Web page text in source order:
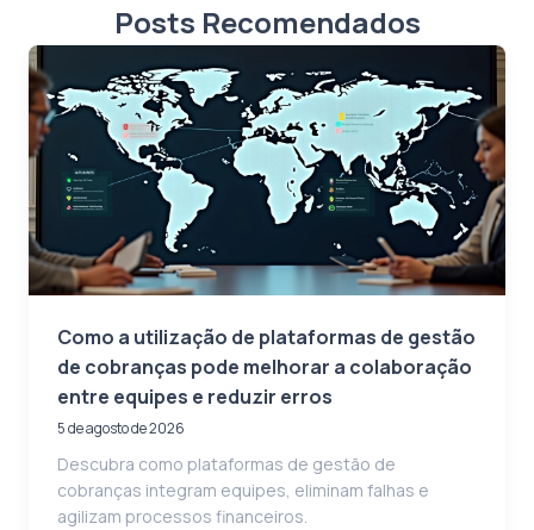
Posts Recomendados
Como a utilização de plataformas de gestão
de cobranças pode melhorar a colaboração
entre equipes e reduzir erros
5 de agosto de 2026
Descubra como plataformas de gestão de
cobranças integram equipes, eliminam falhas e
agilizam processos financeiros.